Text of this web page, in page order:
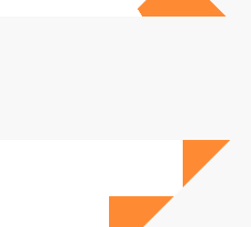
経験歓迎！月収